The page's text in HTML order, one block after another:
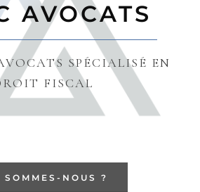
AVOCATS
SPÉCIALISÉ EN
FISCAL
SOMMES-NOUS ?